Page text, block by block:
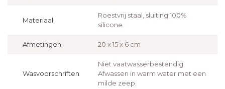
Materiaal
Roestvrij staal, sluiting 100%
silicone
Afmetingen 20 x 15 x 6 cm
Wasvoorschriften
Niet vaatwasserbestendig.
Afwassen in warm water met een
milde zeep.